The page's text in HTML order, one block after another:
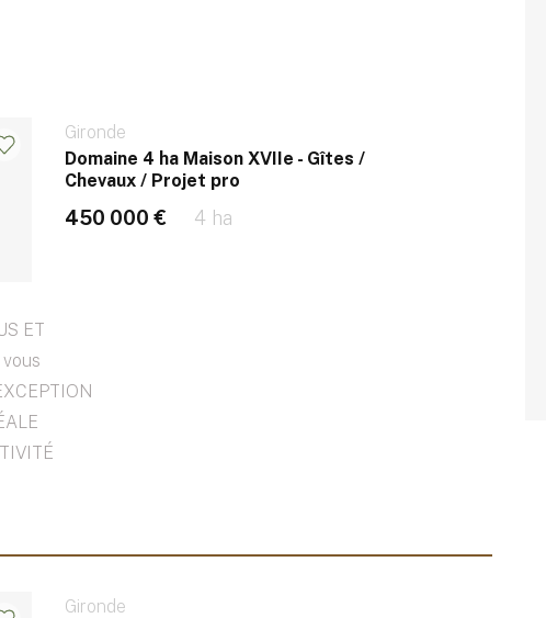
Gironde
Domaine 4 ha Maison XVIIe - Gîtes /
Chevaux / Projet pro
450 000 € 4 ha
ET
Gironde